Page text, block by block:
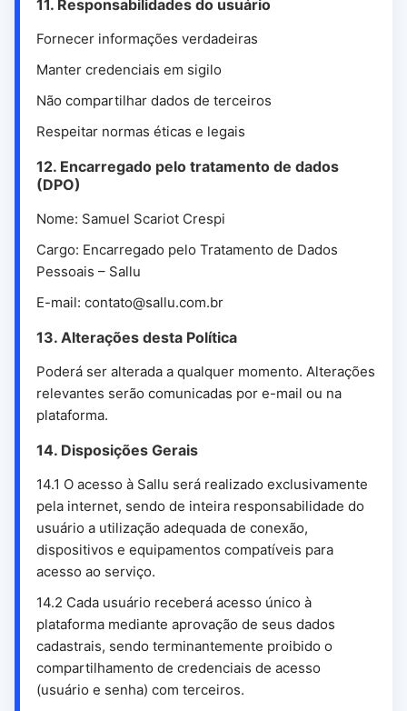
11. Responsabilidades do usuário
Fornecer informações verdadeiras
Manter credenciais em sigilo
Não compartilhar dados de terceiros
Respeitar normas éticas e legais
12. Encarregado pelo tratamento de dados
(DPO)
Nome: Samuel Scariot Crespi
Cargo: Encarregado pelo Tratamento de Dados
Pessoais – Sallu
E-mail: contato@sallu.com.br
13. Alterações desta Política
Poderá ser alterada a qualquer momento. Alterações
relevantes serão comunicadas por e-mail ou na
plataforma.
14. Disposições Gerais
14.1 O acesso à Sallu será realizado exclusivamente
pela internet, sendo de inteira responsabilidade do
usuário a utilização adequada de conexão,
dispositivos e equipamentos compatíveis para
acesso ao serviço.
14.2 Cada usuário receberá acesso único à
plataforma mediante aprovação de seus dados
cadastrais, sendo terminantemente proibido o
compartilhamento de credenciais de acesso
(usuário e senha) com terceiros.